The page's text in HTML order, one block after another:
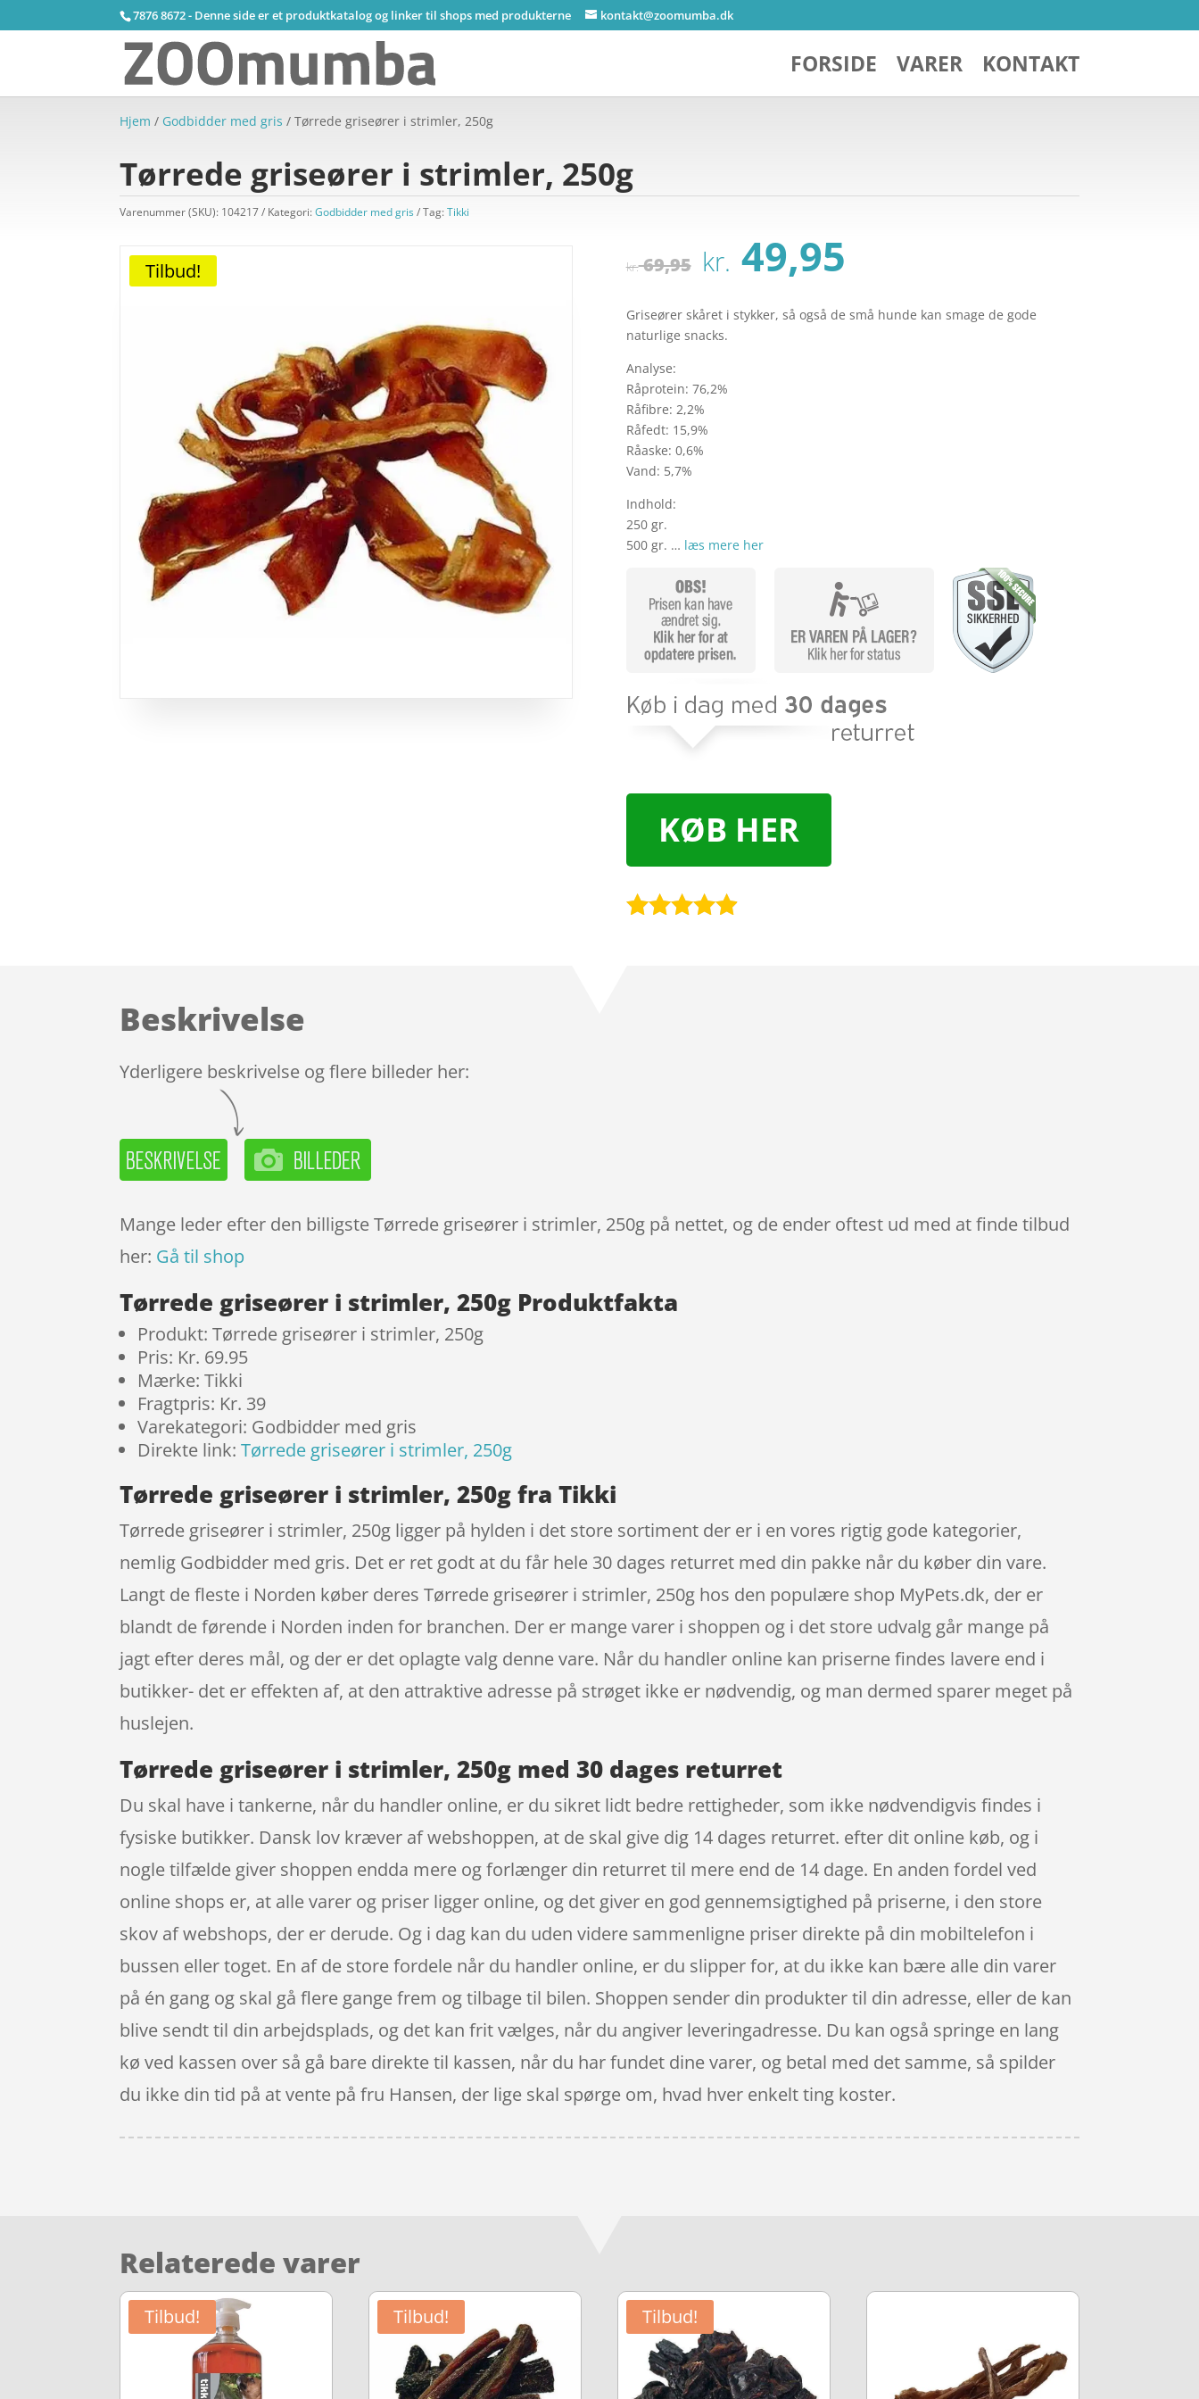
7876 8672 - Denne side er et produktkatalog og linker til shops med produkterne kontakt@zoomumba.dk
FORSIDE VARER KONTAKT
Hjem / Godbidder med gris / Tørrede griseører i strimler, 250g
Tørrede griseører i strimler, 250g
Varenummer (SKU): 104217 Kategori:Godbidder med gris Tag:Tikki
Tilbud! kr.69,95 Den
oprindelige
pris
var:
kr. 69,95.
kr. 49,95
pris
er:
kr. 49,95.
Griseører skåret i stykker, så også de små hunde kan smage de gode
naturlige snacks.
Analyse:
Råprotein: 76,2%
Råfibre: 2,2%
Råfedt: 15,9%
Råaske: 0,6%
Vand: 5,7%
Indhold:
250 gr.
500 gr. … læs mere her
KØB HER
Beskrivelse
Yderligere beskrivelse og flere billeder her:
Mange leder efter den billigste Tørrede griseører i strimler, 250g på nettet, og de ender oftest ud med at finde tilbud
her: Gå til shop
Tørrede griseører i strimler, 250g Produktfakta
Produkt: Tørrede griseører i strimler, 250g
Pris: Kr. 69.95
Mærke: Tikki
Fragtpris: Kr. 39
Varekategori: Godbidder med gris
Direkte link:Tørrede griseører i strimler, 250g
Tørrede griseører i strimler, 250g fra Tikki
Tørrede griseører i strimler, 250g ligger på hylden i det store sortiment der er i en vores rigtig gode kategorier,
nemlig Godbidder med gris. Det er ret godt at du får hele 30 dages returret med din pakke når du køber din vare.
Langt de fleste i Norden køber deres Tørrede griseører i strimler, 250g hos den populære shop MyPets.dk, der er
blandt de førende i Norden inden for branchen. Der er mange varer i shoppen og i det store udvalg går mange på
jagt efter deres mål, og der er det oplagte valg denne vare. Når du handler online kan priserne findes lavere end i
butikker- det er effekten af, at den attraktive adresse på strøget ikke er nødvendig, og man dermed sparer meget på
huslejen.
Tørrede griseører i strimler, 250g med 30 dages returret
Du skal have i tankerne, når du handler online, er du sikret lidt bedre rettigheder, som ikke nødvendigvis findes i
fysiske butikker. Dansk lov kræver af webshoppen, at de skal give dig 14 dages returret. efter dit online køb, og i
nogle tilfælde giver shoppen endda mere og forlænger din returret til mere end de 14 dage. En anden fordel ved
online shops er, at alle varer og priser ligger online, og det giver en god gennemsigtighed på priserne, i den store
skov af webshops, der er derude. Og i dag kan du uden videre sammenligne priser direkte på din mobiltelefon i
bussen eller toget. En af de store fordele når du handler online, er du slipper for, at du ikke kan bære alle din varer
på én gang og skal gå flere gange frem og tilbage til bilen. Shoppen sender din produkter til din adresse, eller de kan
blive sendt til din arbejdsplads, og det kan frit vælges, når du angiver leveringadresse. Du kan også springe en lang
kø ved kassen over så gå bare direkte til kassen, når du har fundet dine varer, og betal med det samme, så spilder
du ikke din tid på at vente på fru Hansen, der lige skal spørge om, hvad hver enkelt ting koster.
Relaterede varer
Tilbud! Tilbud! Tilbud!